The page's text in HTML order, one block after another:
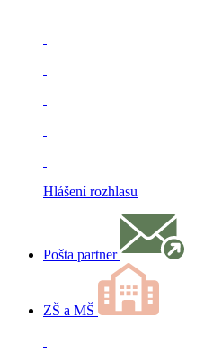
Hlášení rozhlasu
Pošta partner
ZŠ a MŠ